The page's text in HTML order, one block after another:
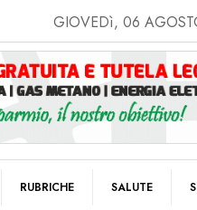
GIOVEDì, 06
RUBRICHE SALUTE